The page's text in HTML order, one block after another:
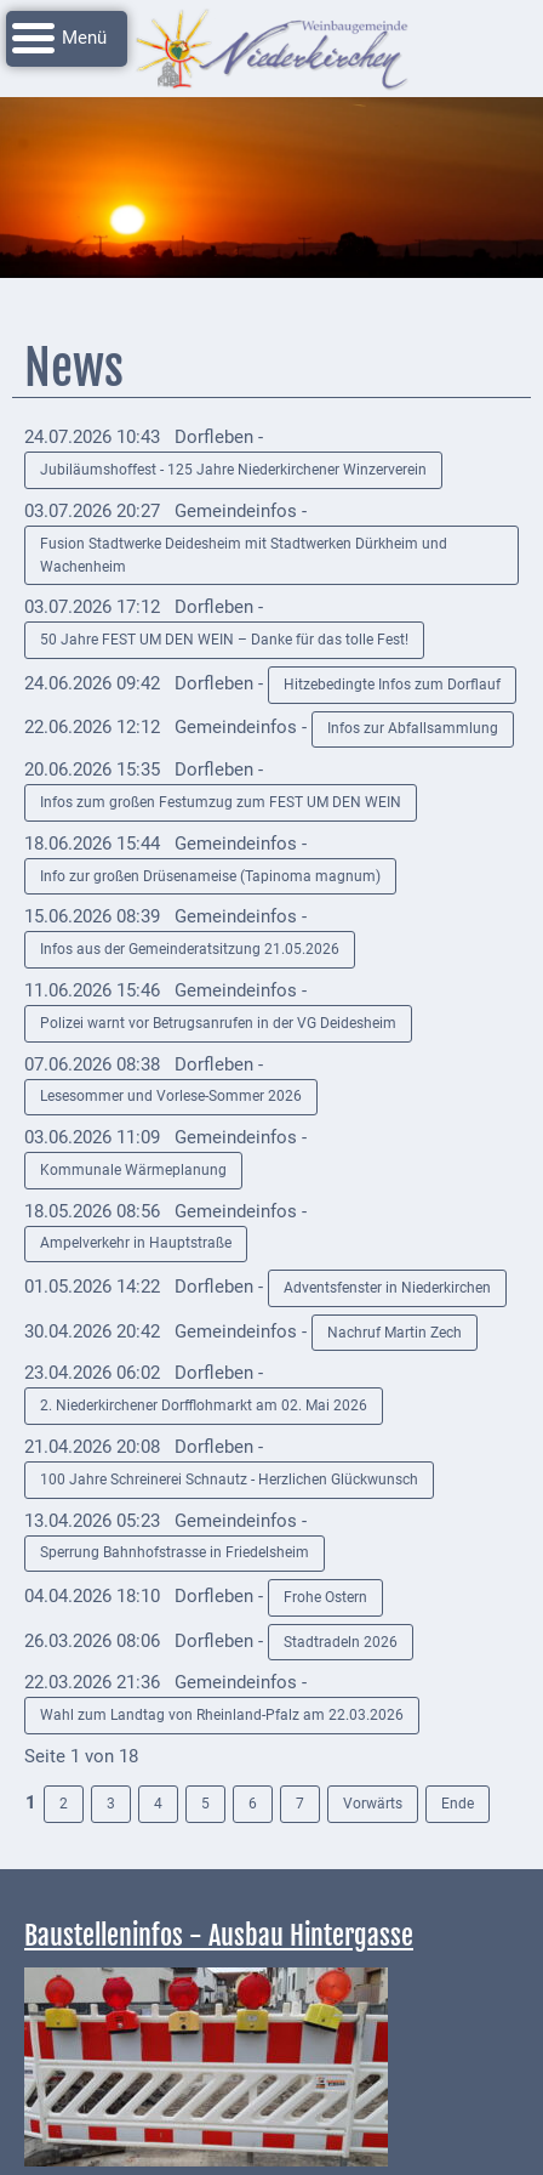
Navigation
überspringen
Startseite
Grussworte
Niederkirchen
Impressionen
Nachrichtenarchiv
Deidesheim
Polizei +
Feuerwehrmeldungen
Externe
Behörden
Gottesdienste
und
Versorgung
Baumaßnahmen
Abfallentsorgung
Energieversorgung
Breitbandausbau/
Telekommunikation
Post
Mobilität
Wasser-
und
Abwasser
Defibrillatoren
Suche
Niederkirchen
bei
Social
Media
Sitemap
Downloads
Historisches
Bau
Schwesternhaus
1906
Deidesheim
Akten
ab
1793
Geplante
Regionalbahn
1907
Teilung
Gemarkungen
News
24.07.2026 10:43 Dorfleben -
Jubiläumshoffest - 125 Jahre Niederkirchener Winzerverein
03.07.2026 20:27 Gemeindeinfos -
Fusion Stadtwerke Deidesheim mit Stadtwerken Dürkheim und
Wachenheim
03.07.2026 17:12 Dorfleben -
50 Jahre FEST UM DEN WEIN – Danke für das tolle Fest!
24.06.2026 09:42 Dorfleben - Hitzebedingte Infos zum Dorflauf
22.06.2026 12:12 Gemeindeinfos - Infos zur Abfallsammlung
20.06.2026 15:35 Dorfleben -
Infos zum großen Festumzug zum FEST UM DEN WEIN
18.06.2026 15:44 Gemeindeinfos -
Info zur großen Drüsenameise (Tapinoma magnum)
15.06.2026 08:39 Gemeindeinfos -
Infos aus der Gemeinderatsitzung 21.05.2026
11.06.2026 15:46 Gemeindeinfos -
Polizei warnt vor Betrugsanrufen in der VG Deidesheim
07.06.2026 08:38 Dorfleben -
Lesesommer und Vorlese-Sommer 2026
03.06.2026 11:09 Gemeindeinfos -
Kommunale Wärmeplanung
18.05.2026 08:56 Gemeindeinfos -
Ampelverkehr in Hauptstraße
01.05.2026 14:22 Dorfleben - Adventsfenster in Niederkirchen
30.04.2026 20:42 Gemeindeinfos - Nachruf Martin Zech
23.04.2026 06:02 Dorfleben -
2. Niederkirchener Dorfflohmarkt am 02. Mai 2026
21.04.2026 20:08 Dorfleben -
100 Jahre Schreinerei Schnautz - Herzlichen Glückwunsch
13.04.2026 05:23 Gemeindeinfos -
Sperrung Bahnhofstrasse in Friedelsheim
04.04.2026 18:10 Dorfleben - Frohe Ostern
26.03.2026 08:06 Dorfleben - Stadtradeln 2026
22.03.2026 21:36 Gemeindeinfos -
Wahl zum Landtag von Rheinland-Pfalz am 22.03.2026
Seite 1 von 18
1 2 3 4 5 6 7 Vorwärts Ende
Baustelleninfos - Ausbau Hintergasse